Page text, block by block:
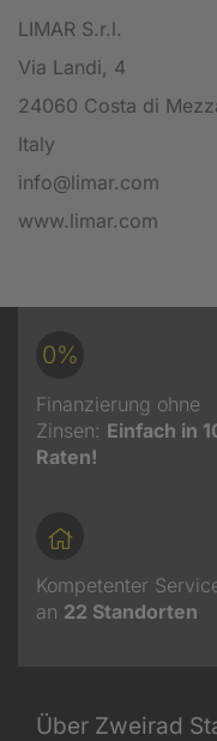
LIMAR S.r.l.
Via Landi, 4
24060 Costa di
Italy
info@limar.com
www.limar.com
0%
Finanzierung ohne
Zinsen: Einfach in
Raten!
Kompetenter
an 22 Standorten
Über Zweirad